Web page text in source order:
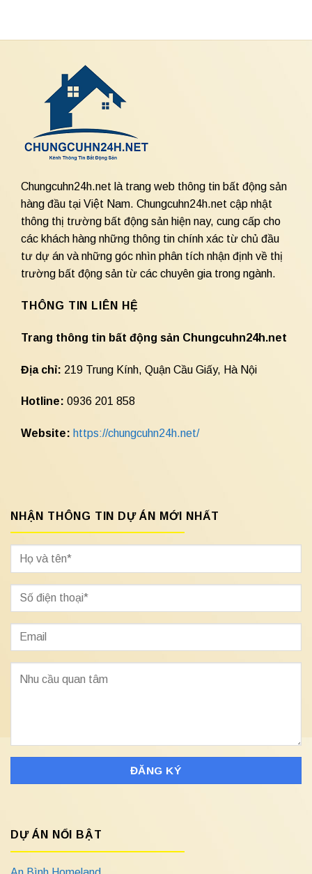
Chungcuhn24h.net là trang web thông tin bất động sản
hàng đầu tại Việt Nam. Chungcuhn24h.net cập nhật
thông thị trường bất động sản hiện nay, cung cấp cho
các khách hàng những thông tin chính xác từ chủ đầu
tư dự án và những góc nhìn phân tích nhận định về thị
trường bất động sản từ các chuyên gia trong ngành.
THÔNG TIN LIÊN HỆ
Trang thông tin bất động sản Chungcuhn24h.net
Địa chỉ: 219 Trung Kính, Quận Cầu Giấy, Hà Nội
Hotline: 0936 201 858
Website: https://chungcuhn24h.net/
NHẬN THÔNG TIN DỰ ÁN MỚI NHẤT
DỰ ÁN NỔI BẬT